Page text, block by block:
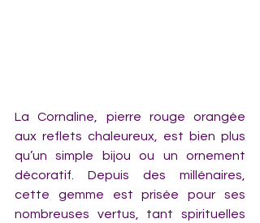
La Cornaline, pierre rouge orangée
aux reflets chaleureux, est bien plus
qu’un simple bijou ou un ornement
décoratif. Depuis des millénaires,
cette gemme est prisée pour ses
nombreuses vertus, tant spirituelles